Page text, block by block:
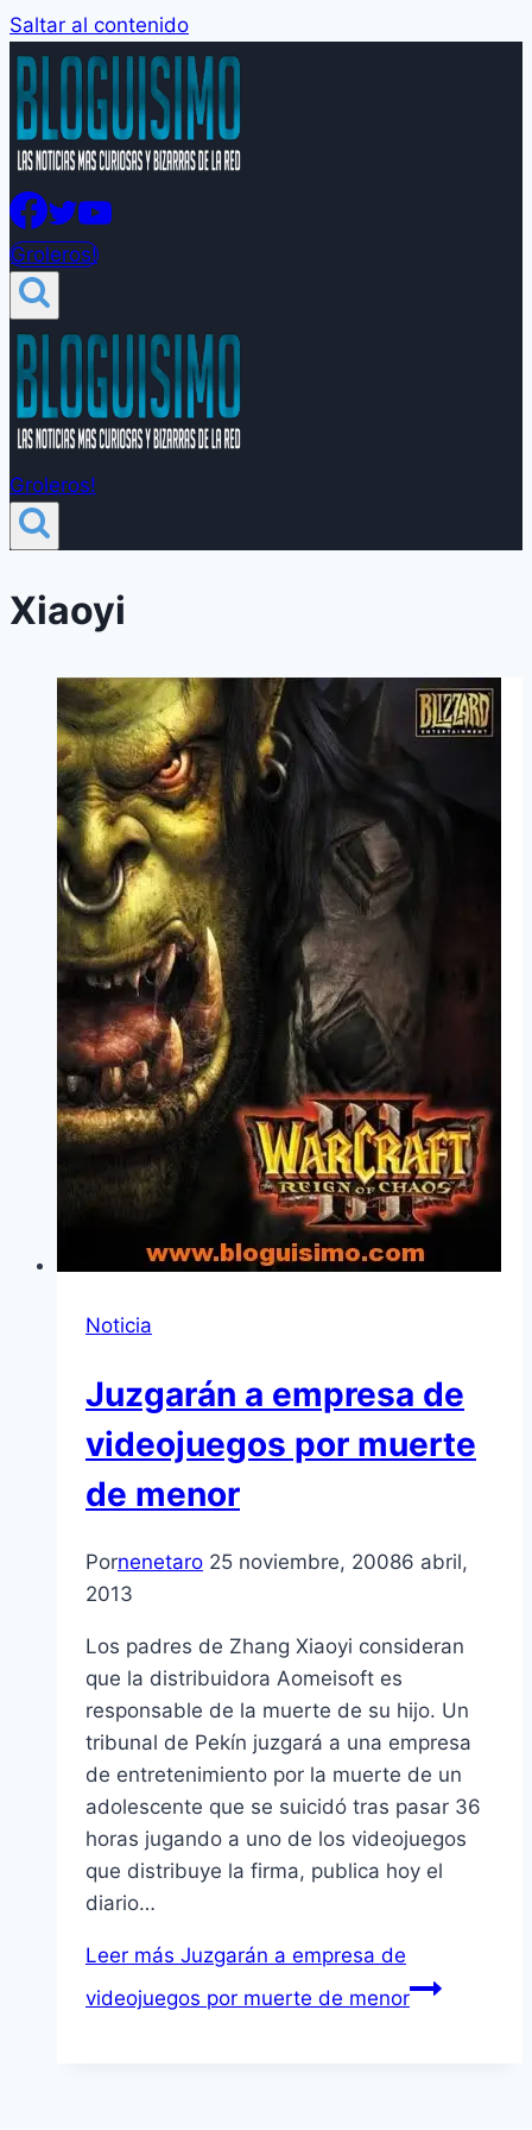
Saltar al contenido
Groleros!
Groleros!
Xiaoyi
Noticia
Juzgarán a empresa de
videojuegos por muerte
de menor
Pornenetaro 25 noviembre, 20086 abril,
2013
Los padres de Zhang Xiaoyi consideran
que la distribuidora Aomeisoft es
responsable de la muerte de su hijo. Un
tribunal de Pekí­n juzgará a una empresa
de entretenimiento por la muerte de un
adolescente que se suicidó tras pasar 36
horas jugando a uno de los videojuegos
que distribuye la firma, publica hoy el
diario…
Leer más Juzgarán a empresa de
videojuegos por muerte de menor